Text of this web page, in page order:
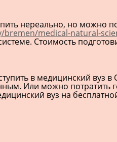
нереально, но можно
medical-natural-
Стоимость
в медицинский вуз
Или можно потратить
вуз на